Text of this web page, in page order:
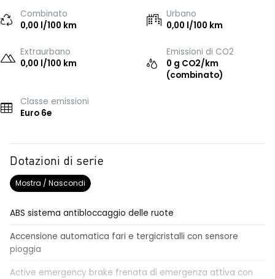
Combinato
0,00 l/100 km
Urbano
0,00 l/100 km
Extraurbano
0,00 l/100 km
Emissioni di CO2
0 g CO2/km
(combinato)
Classe emissioni
Euro 6e
Dotazioni di serie
Mostra / Nascondi
ABS sistema antibloccaggio delle ruote
Accensione automatica fari e tergicristalli con sensore
pioggia
Active emergency brake frenata di emergenza attiva con